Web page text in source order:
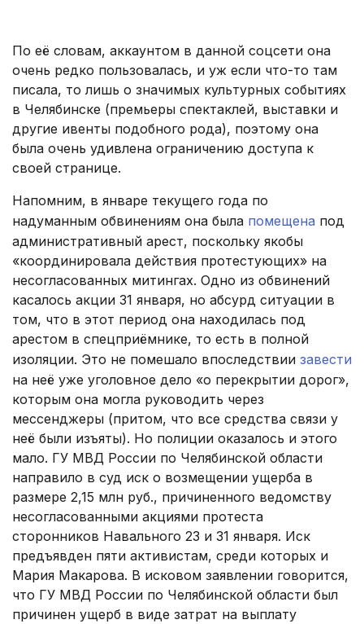
По её словам, аккаунтом в данной соцсети она
очень редко пользовалась, и уж если что-то там
писала, то лишь о значимых культурных событиях
в Челябинске (премьеры спектаклей, выставки и
другие ивенты подобного рода), поэтому она
была очень удивлена ограничению доступа к
своей странице.
Напомним, в январе текущего года по
надуманным обвинениям она была помещена под
административный арест, поскольку якобы
«координировала действия протестующих» на
несогласованных митингах. Одно из обвинений
касалось акции 31 января, но абсурд ситуации в
том, что в этот период она находилась под
арестом в спецприёмнике, то есть в полной
изоляции. Это не помешало впоследствии завести
на неё уже уголовное дело «о перекрытии дорог»,
которым она могла руководить через
мессенджеры (притом, что все средства связи у
неё были изъяты). Но полиции оказалось и этого
мало. ГУ МВД России по Челябинской области
направило в суд иск о возмещении ущерба в
размере 2,15 млн руб., причиненного ведомству
несогласованными акциями протеста
сторонников Навального 23 и 31 января. Иск
предъявден пяти активистам, среди которых и
Мария Макарова. В исковом заявлении говорится,
что ГУ МВД России по Челябинской области был
причинен ущерб в виде затрат на выплату